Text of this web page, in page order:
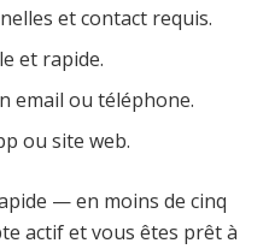
et contact requis.
et rapide.
email ou téléphone.
ou site web.
— en moins de cinq
actif et vous êtes prêt à